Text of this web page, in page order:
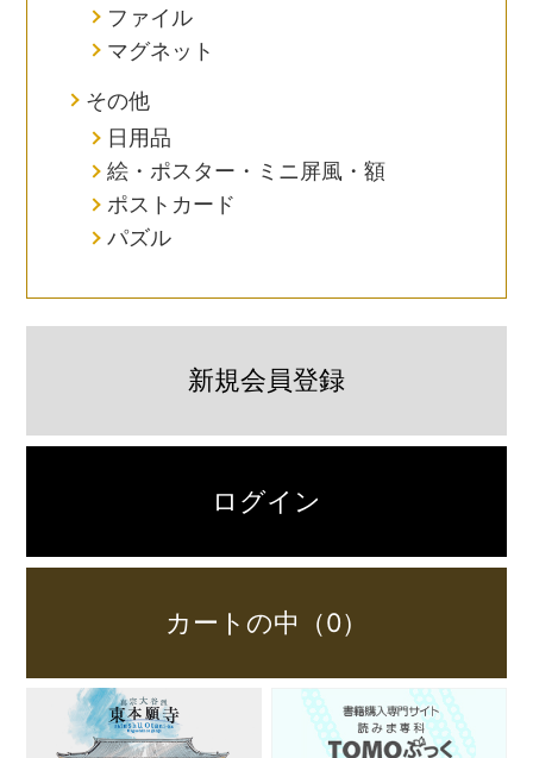
ファイル
マグネット
その他
日用品
絵・ポスター・ミニ屏風・額
ポストカード
パズル
新規会員登録
ログイン
カートの中（0）